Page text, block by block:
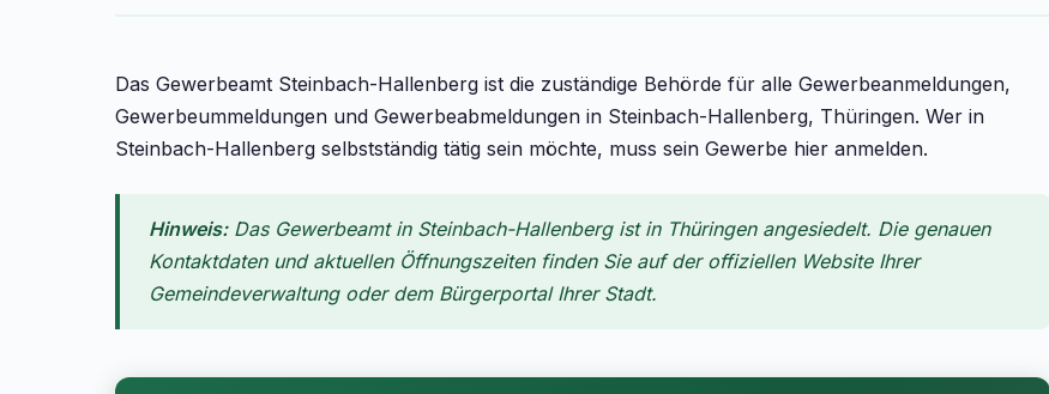
Das Gewerbeamt Steinbach-Hallenberg ist die zuständige Behörde für alle Gewerbeanmeldungen,
Gewerbeummeldungen und Gewerbeabmeldungen in Steinbach-Hallenberg, Thüringen. Wer in
Steinbach-Hallenberg selbstständig tätig sein möchte, muss sein Gewerbe hier anmelden.
Hinweis:Das Gewerbeamt in Steinbach-Hallenberg ist in Thüringen angesiedelt. Die genauen
Kontaktdaten und aktuellen Öffnungszeiten finden Sie auf der offiziellen Website Ihrer
Gemeindeverwaltung oder dem Bürgerportal Ihrer Stadt.